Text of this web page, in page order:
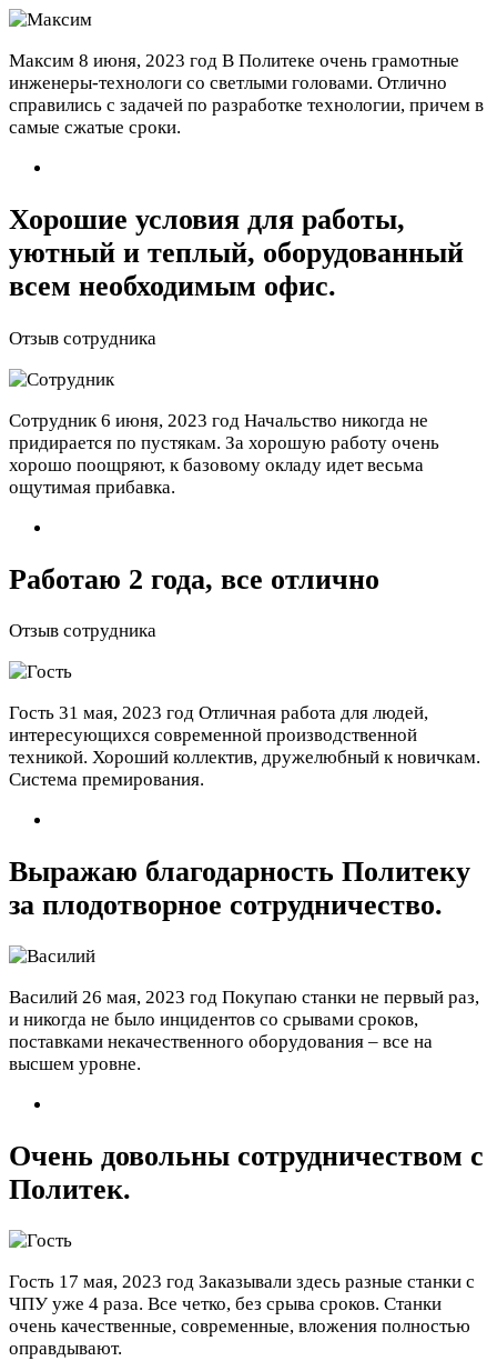
Максим 8 июня, 2023 год В Политеке очень грамотные
инженеры-технологи со светлыми головами. Отлично
справились с задачей по разработке технологии, причем в
самые сжатые сроки.
Хорошие условия для работы,
уютный и теплый, оборудованный
всем необходимым офис.
Отзыв сотрудника
Сотрудник 6 июня, 2023 год Начальство никогда не
придирается по пустякам. За хорошую работу очень
хорошо поощряют, к базовому окладу идет весьма
ощутимая прибавка.
Работаю 2 года, все отлично
Отзыв сотрудника
Гость 31 мая, 2023 год Отличная работа для людей,
интересующихся современной производственной
техникой. Хороший коллектив, дружелюбный к новичкам.
Система премирования.
Выражаю благодарность Политеку
за плодотворное сотрудничество.
Василий 26 мая, 2023 год Покупаю станки не первый раз,
и никогда не было инцидентов со срывами сроков,
поставками некачественного оборудования – все на
высшем уровне.
Очень довольны сотрудничеством с
Политек.
Гость 17 мая, 2023 год Заказывали здесь разные станки с
ЧПУ уже 4 раза. Все четко, без срыва сроков. Станки
очень качественные, современные, вложения полностью
оправдывают.